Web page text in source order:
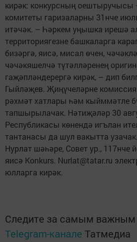
кирәк: конкурсның
комитеты гаризаларны 31нче
итәчәк. – Һәркем уңышка ирешә
территориягезне башкаларга
бизәргә, яисә, мисал өчен,
чәчәкяшелчә түтәлләренең
гаҗәпләндерергә кирәк, – дип
Гыйләҗев. Җиңүчеләрне комиссия
рәхмәт хатлары һәм кыйммәтле
тапшырылачак. Нәтиҗәләр 30
Республикасы көнендә игълан
тантанасы да шул вакытта
Нурлат шәһәре, Совет ур., 117нче
яисә Konkurs. Nurlat@tatar.ru
юлларга кирәк.
Следите за самым важным
Telegram-канале Татмедиа